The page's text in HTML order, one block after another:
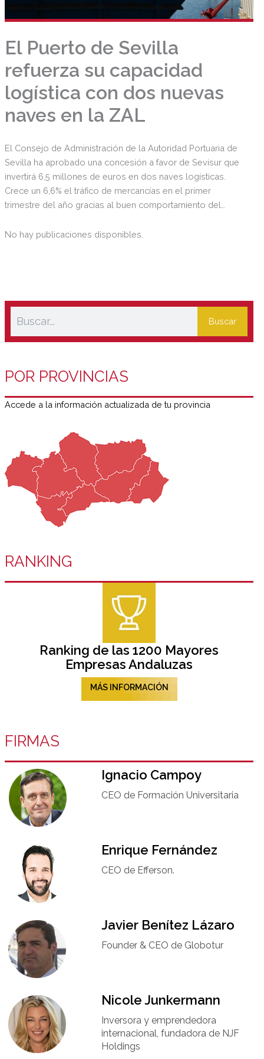
El Puerto de Sevilla
refuerza su capacidad
logística con dos nuevas
naves en la ZAL
El Consejo de Administración de la Autoridad Portuaria de
Sevilla ha aprobado una concesión a favor de Sevisur que
invertirá 6,5 millones de euros en dos naves logísticas.
Crece un 6,6% el tráfico de mercancías en el primer
trimestre del año gracias al buen comportamiento del
No hay publicaciones disponibles.
Buscar
POR PROVINCIAS
Accede a la información actualizada de tu provincia
RANKING
Ranking de las 1200 Mayores
Empresas Andaluzas
MÁS INFORMACIÓN
FIRMAS
Ignacio Campoy​
CEO de Formación Universitaria​
Enrique Fernández
CEO de Efferson.
Javier Benítez Lázaro
Founder & CEO de Globotur​
Nicole Junkermann​
Inversora y emprendedora
internacional, fundadora de NJF
Holdings